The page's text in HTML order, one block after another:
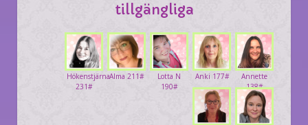
tillgängliga
Annette
138#
Anki 177#
Lotta N
190#
Alma 211#
Hökenstjärna
231#